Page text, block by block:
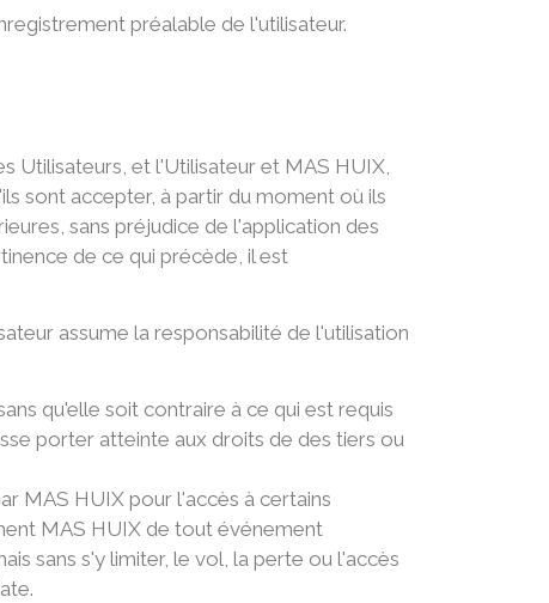
préalable de l'utilisateur.
Utilisateurs, et l'Utilisateur et MAS HUIX,
sont accepter, à partir du moment où ils
sans préjudice de l'application des
de ce qui précède, il est
assume la responsabilité de l'utilisation
qu'elle soit contraire à ce qui est requis
porter atteinte aux droits de des tiers ou
MAS HUIX pour l'accès à certains
MAS HUIX de tout événement
sans s'y limiter, le vol, la perte ou l'accès